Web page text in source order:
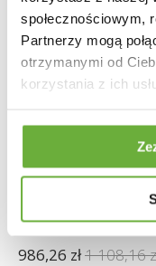
społecznościowym,
Partnerzy mogą
otrzymanymi od
korzystania z ich
STOLIK KAWOWY
986,26 zł1 108,16